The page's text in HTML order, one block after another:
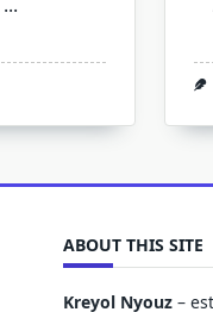
ABOUT THIS SITE
Kreyol Nyouz –